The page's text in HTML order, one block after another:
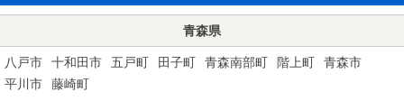
青森県
八戸市 十和田市 五戸町 田子町 青森南部町 階上町
青森市
平川市
藤崎町